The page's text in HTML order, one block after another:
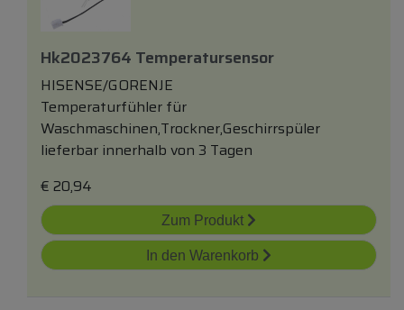
Hk2023764 Temperatursensor
HISENSE/GORENJE
Temperaturfühler für
Waschmaschinen,Trockner,Geschirrspüler
lieferbar innerhalb von 3 Tagen
€ 20,94
Zum Produkt
In den Warenkorb